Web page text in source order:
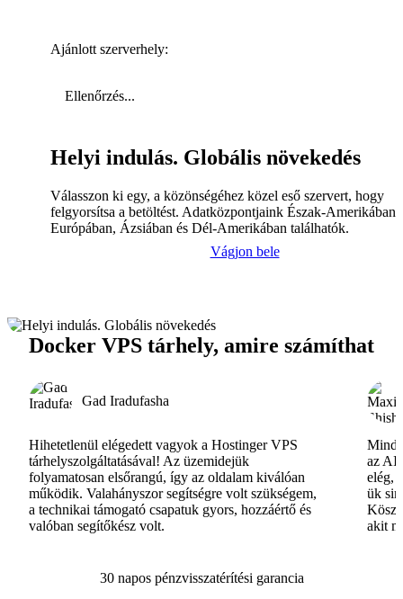
Ajánlott szerverhely:
Ellenőrzés...
Helyi indulás. Globális növekedés
Válasszon ki egy, a közönségéhez közel eső szervert, hogy
felgyorsítsa a betöltést. Adatközpontjaink Észak-Amerikában,
Európában, Ázsiában és Dél-Amerikában találhatók.
Vágjon bele
Docker VPS tárhely, amire számíthat
Gad Iradufasha
Hihetetlenül elégedett vagyok a Hostinger VPS
tárhelyszolgáltatásával! Az üzemidejük
folyamatosan elsőrangú, így az oldalam kiválóan
működik. Valahányszor segítségre volt szükségem,
a technikai támogató csapatuk gyors, hozzáértő és
valóban segítőkész volt.
az AI-
elég,
ük
akit
30 napos pénzvisszatérítési garancia